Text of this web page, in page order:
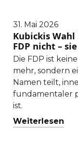
31. Mai 2026
Kubickis
FDP nicht –
Die FDP ist
mehr, sondern
Namen teilt,
fundamentaler
ist.
Weiterlesen